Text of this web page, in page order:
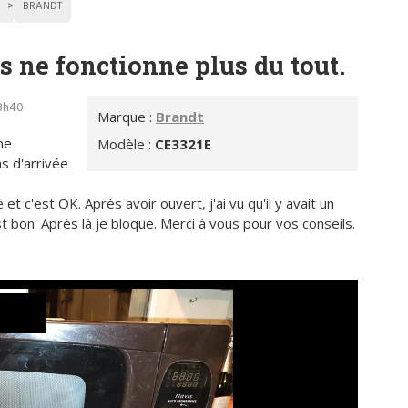
BRANDT
ne fonctionne plus du tout.
Marque : Brandt
Modèle : CE3321E
d'arrivée
c'est OK. Après avoir ouvert, j'ai vu qu'il y avait un
Après là je bloque. Merci à vous pour vos conseils.